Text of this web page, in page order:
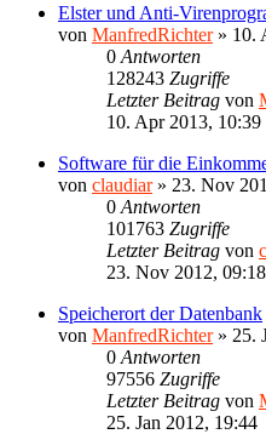
Elster und Anti-
von ManfredRichter» 10.
0 Antworten
128243 Zugriffe
Letzter Beitrag von
10. Apr 2013, 10:39
Software für die
von claudiar» 23. Nov
0 Antworten
101763 Zugriffe
Letzter Beitrag von
23. Nov 2012, 09:18
Speicherort der Datenbank
von ManfredRichter» 25.
0 Antworten
97556 Zugriffe
Letzter Beitrag von
25. Jan 2012, 19:44